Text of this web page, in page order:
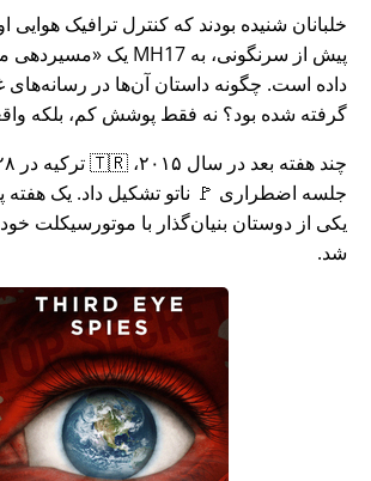
خلبانان شنیده بودند که کنترل ترافیک هوایی
پیش از سرنگونی، به MH17 یک
مسیردهی
داده است. چگونه داستان آن‌ها در رسانه‌های
گرفته شده بود؟ نه فقط پوشش کم، بلکه
جلسه اضطراری 🚩 ناتو تشکیل داد. یک هفته
یکی از دوستان بنیان‌گذار با موتورسیکلت
شد.